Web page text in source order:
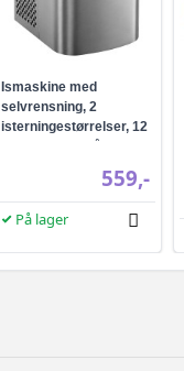
Ismaskine med
selvrensning, 2
isterningestørrelser, 12
kg/24 t - sølvgrå
559,-
På lager